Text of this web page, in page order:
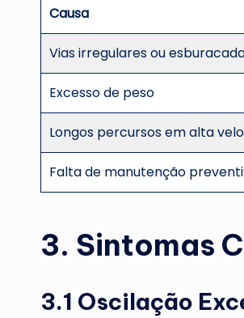
Causa
Vias irregulares ou
Excesso de peso
Longos percursos em alta
Falta de manutenção
3. Sintomas
3.1 Oscilação